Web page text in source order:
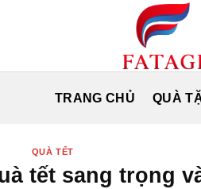
TRANG CHỦ QUÀ
QUÀ TẾT
tết sang trọng